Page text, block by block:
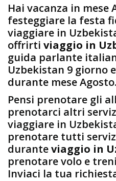
Hai vacanza in mese
festeggiare la festa
viaggiare in
offrirti viaggio in
guida parlante
Uzbekistan 9 giorno
durante mese
Pensi prenotare gli
prenotarci altri
viaggiare in
prenotare tutti
duranteviaggio in
prenotare volo e
Inviaci la tua